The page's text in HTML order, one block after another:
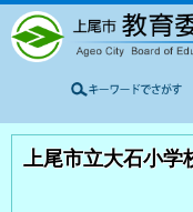
上尾市立大石小学